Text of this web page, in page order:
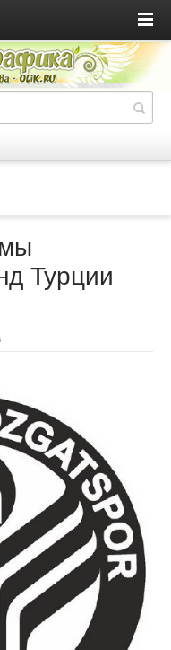
Турции